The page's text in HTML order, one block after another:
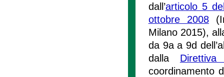
dall’articolo 5
ottobre 2008
Milano 2015),
da 9a a 9d
dalla
coordinamento